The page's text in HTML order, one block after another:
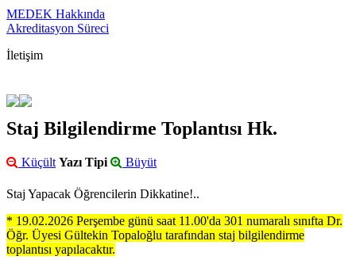
MEDEK Hakkında
Akreditasyon Süreci
İletişim
Staj Bilgilendirme Toplantısı Hk.
Küçült Yazı Tipi Büyüt
Staj Yapacak Öğrencilerin Dikkatine!..
* 19.02.2026 Perşembe günü saat 11.00'da 301 numaralı sınıfta Dr.
Öğr. Üyesi Gültekin Topaloğlu tarafından staj bilgilendirme
toplantısı yapılacaktır.